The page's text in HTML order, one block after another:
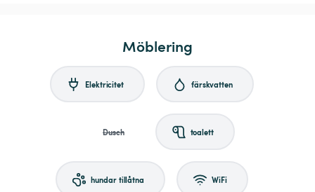
Möblering
Elektricitet färskvatten
Dusch toalett
hundar tillåtna WiFi